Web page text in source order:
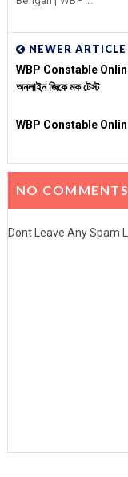
NEWER ARTICLE
WBP Constable Online
অনলাইন জিকে মক টেস্ট
WBP Constable Online
NO
Dont Leave Any Spam